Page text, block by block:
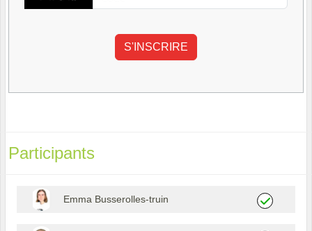
Participants
Emma Busserolles-truin